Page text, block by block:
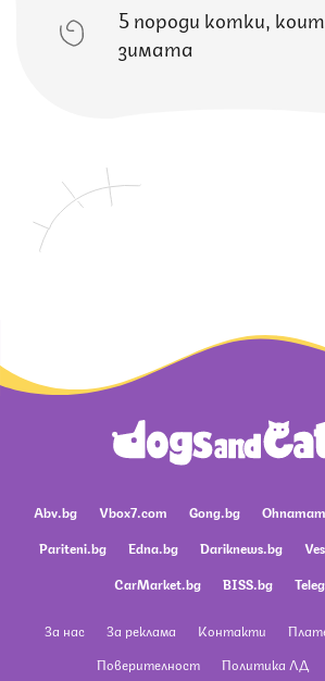
5 породи котки,
зимата
Abv.bg Vbox7.com Gong.bg
Pariteni.bg
Edna.bg Dariknews.bg
CarMarket.bg
BISS.bg
За нас За реклама Контакти
Поверителност
Политика ЛД